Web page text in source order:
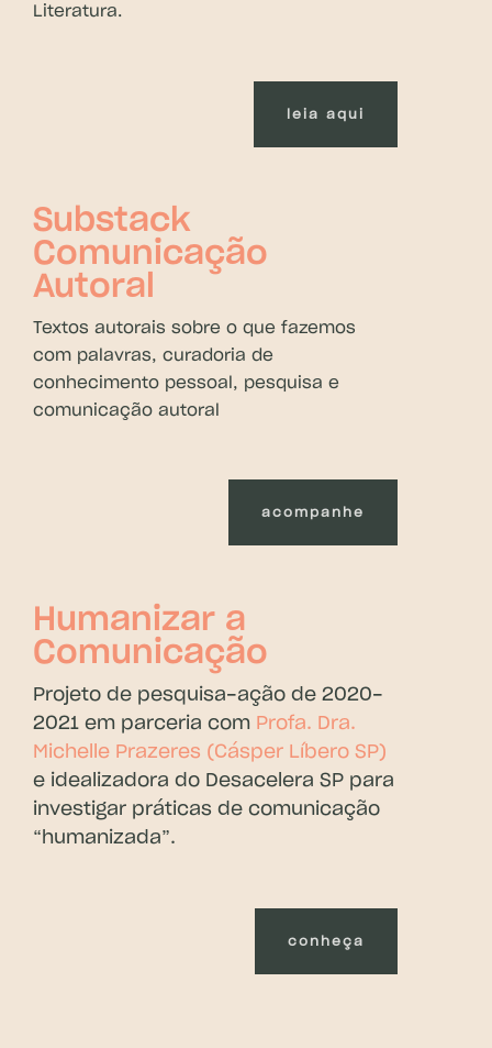
Literatura.
leia aqui
Substack
Comunicação
Autoral
Textos autorais sobre o que fazemos
com palavras, curadoria de
conhecimento pessoal, pesquisa e
comunicação autoral
acompanhe
Humanizar a
Comunicação
Projeto de pesquisa-ação de 2020-
2021 em parceria com Profa. Dra.
Michelle Prazeres (Cásper Líbero SP)
e idealizadora do Desacelera SP para
investigar práticas de comunicação
“humanizada”.
conheça